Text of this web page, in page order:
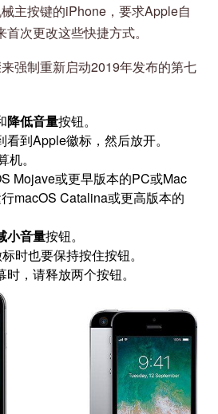
主按键的iPhone，要求Apple自
次更改这些快捷方式。
强制重新启动2019年发布的第七
降低音量按钮。
到Apple徽标，然后放开。
。
Mojave或更早版本的PC或Mac
macOS Catalina或更高版本的
小音量按钮。
时也要保持按住按钮。
时，请释放两个按钮。